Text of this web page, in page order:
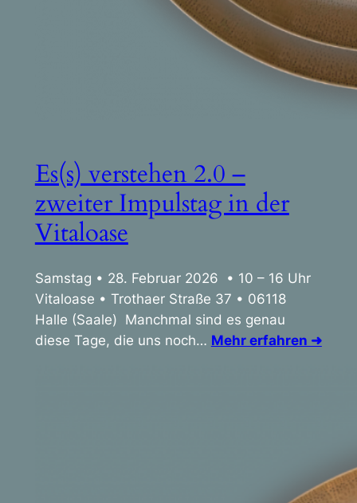
Es(s) verstehen 2.0 –
zweiter Impulstag in der
Vitaloase
Samstag • 28. Februar 2026 • 10 – 16 Uhr
Vitaloase • Trothaer Straße 37 • 06118
Halle (Saale) Manchmal sind es genau
diese Tage, die uns noch… Mehr erfahren ➜